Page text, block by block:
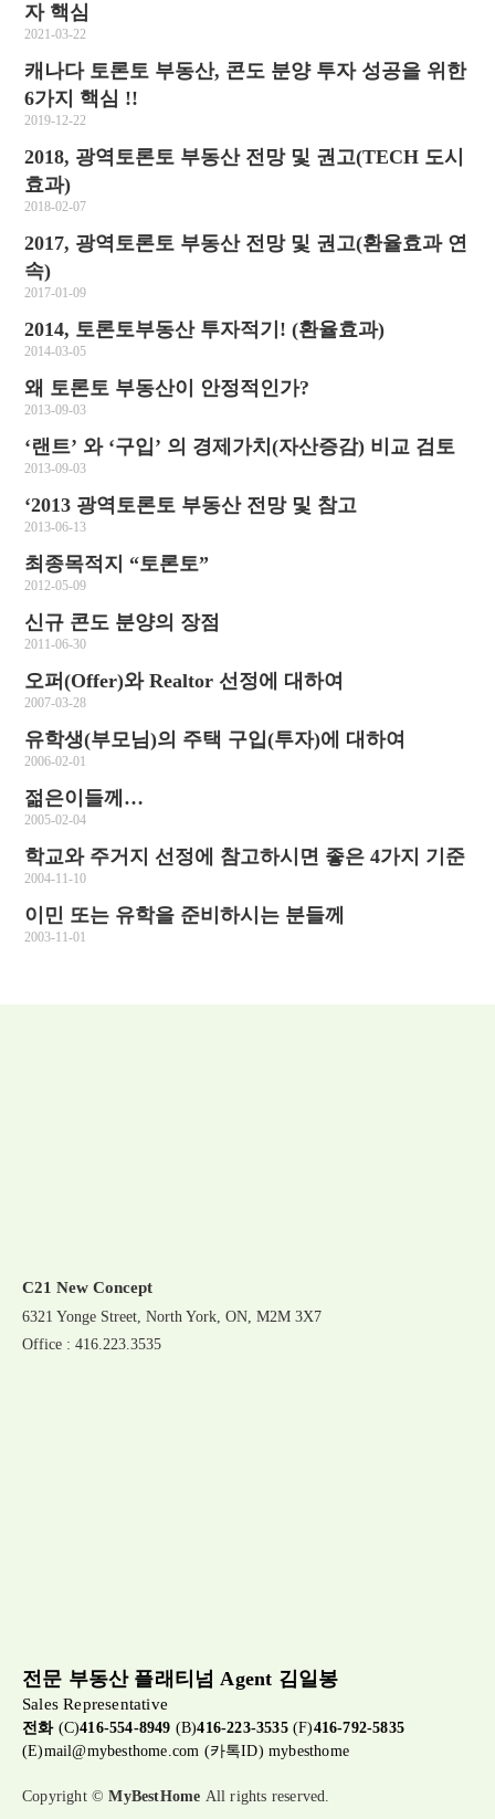
자 핵심
2021-03-22
캐나다 토론토 부동산, 콘도 분양 투자 성공을 위한
6가지 핵심 !!
2019-12-22
2018, 광역토론토 부동산 전망 및 권고(TECH 도시
효과)
2018-02-07
2017, 광역토론토 부동산 전망 및 권고(환율효과 연
속)
2017-01-09
2014, 토론토부동산 투자적기! (환율효과)
2014-03-05
왜 토론토 부동산이 안정적인가?
2013-09-03
‘랜트’ 와 ‘구입’ 의 경제가치(자산증감) 비교 검토
2013-09-03
‘2013 광역토론토 부동산 전망 및 참고
2013-06-13
최종목적지 “토론토”
2012-05-09
신규 콘도 분양의 장점
2011-06-30
오퍼(Offer)와 Realtor 선정에 대하여
2007-03-28
유학생(부모님)의 주택 구입(투자)에 대하여
2006-02-01
젊은이들께…
2005-02-04
학교와 주거지 선정에 참고하시면 좋은 4가지 기준
2004-11-10
이민 또는 유학을 준비하시는 분들께
2003-11-01
C21 New Concept
6321 Yonge Street, North York, ON, M2M 3X7
Office : 416.223.3535
전문 부동산 플래티넘 Agent 김일봉
Sales Representative
전화(C)416-554-8949 (B)416-223-3535(F)416-792-5835
(E)mail@mybesthome.com (카톡ID) mybesthome
Copyright ©MyBestHome All rights reserved.